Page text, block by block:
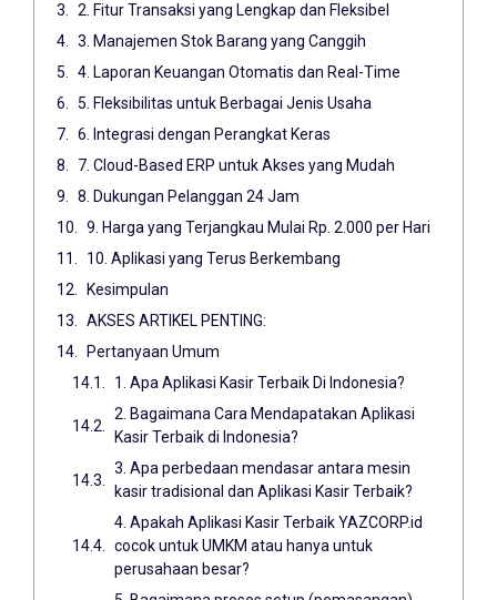
2. Fitur Transaksi yang Lengkap dan Fleksibel
3. Manajemen Stok Barang yang Canggih
4. Laporan Keuangan Otomatis dan Real-Time
5. Fleksibilitas untuk Berbagai Jenis Usaha
6. Integrasi dengan Perangkat Keras
7. Cloud-Based ERP untuk Akses yang Mudah
8. Dukungan Pelanggan 24 Jam
9. Harga yang Terjangkau Mulai Rp. 2.000 per Hari
10. Aplikasi yang Terus Berkembang
Kesimpulan
AKSES ARTIKEL PENTING:
Pertanyaan Umum
1. Apa Aplikasi Kasir Terbaik Di Indonesia?
2. Bagaimana Cara Mendapatakan Aplikasi
Kasir Terbaik di Indonesia?
3. Apa perbedaan mendasar antara mesin
kasir tradisional dan Aplikasi Kasir Terbaik?
4. Apakah Aplikasi Kasir Terbaik YAZCORP.id
cocok untuk UMKM atau hanya untuk
perusahaan besar?